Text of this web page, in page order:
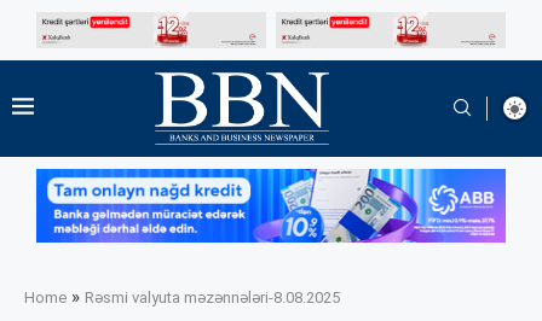
Home » Rəsmi valyuta məzənnələri-8.08.2025